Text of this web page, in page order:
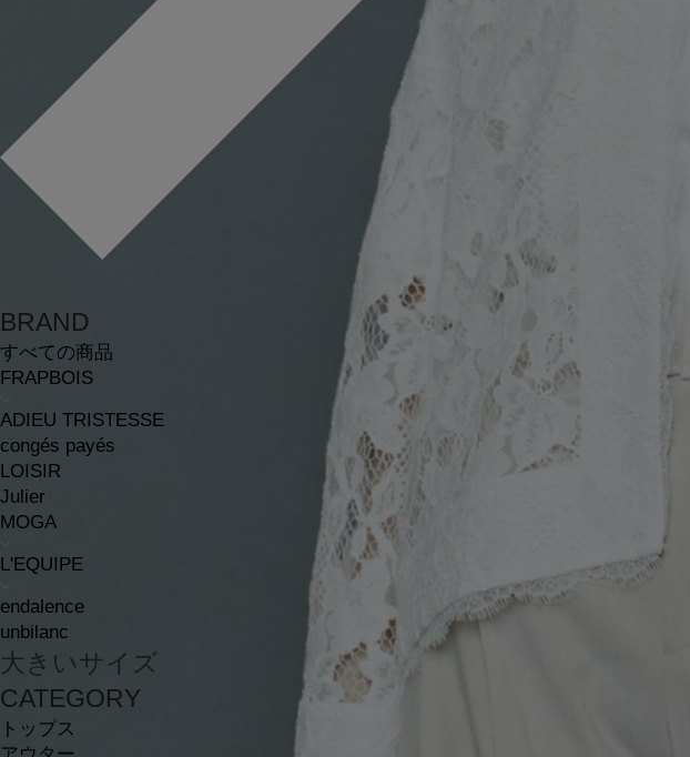
BRAND
すべての商品
FRAPBOIS
ADIEU TRISTESSE
congés payés
LOISIR
Julier
MOGA
L'EQUIPE
endalence
unbilanc
大きいサイズ
CATEGORY
トップス